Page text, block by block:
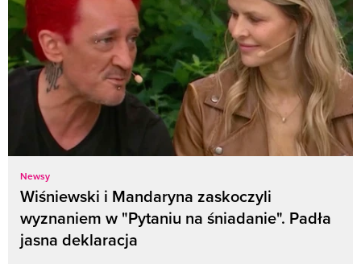
Newsy
Wiśniewski i Mandaryna zaskoczyli
wyznaniem w "Pytaniu na śniadanie". Padła
jasna deklaracja